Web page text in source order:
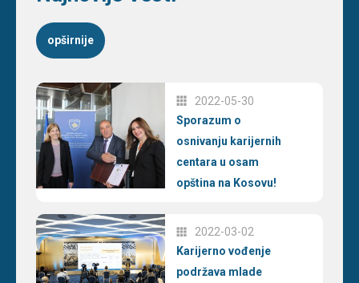
opširnije
2022-05-30
Sporazum o
osnivanju karijernih
centara u osam
opština na Kosovu!
2022-03-02
Karijerno vođenje
podržava mlade